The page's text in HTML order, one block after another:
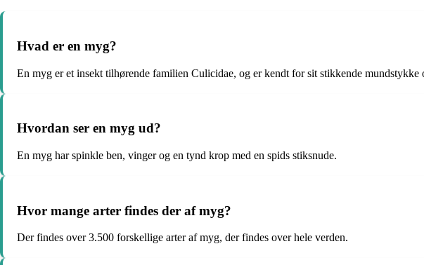
Hvad er en myg?
En myg er et insekt tilhørende familien Culicidae, og er kendt for sit stikkende
Hvordan ser en myg ud?
En myg har spinkle ben, vinger og en tynd krop med en spids stiksnude.
Hvor mange arter findes der af myg?
Der findes over 3.500 forskellige arter af myg, der findes over hele verden.